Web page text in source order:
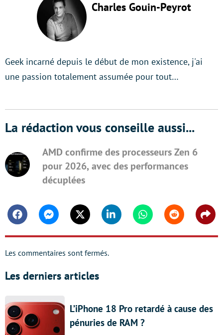
Charles Gouin-Peyrot
Geek incarné depuis le début de mon existence, j'ai
une passion totalement assumée pour tout…
La rédaction vous conseille aussi...
AMD confirme des processeurs Zen 6
pour 2026, avec des performances
décuplées
FacebookMessengerTwitter Linkedin WhatsappReddit
Les commentaires sont fermés.
Les derniers articles
L’iPhone 18 Pro retardé à cause des
pénuries de RAM ?